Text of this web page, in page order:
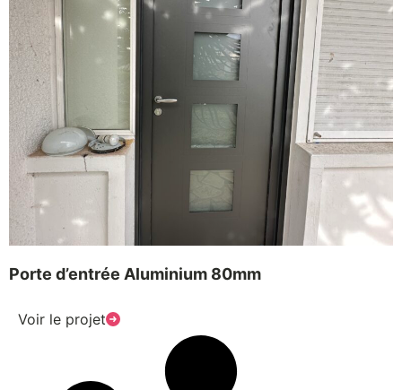
Porte d’entrée Aluminium 80mm
Voir le projet